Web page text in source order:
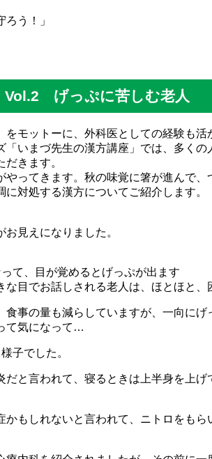
う！」
げっぷに苦しむ老人
モットーに、外科医としての経験も
「いまづ先生の漢方講座」では、多く
きます。
ってきます。秋の味覚に箸が進んで
対処する漢方についてご紹介します。
見えになりました。
て、目が覚めるとげっぷが出ます
目でお話しされる老人は、ほとほと、
事の量も減らしていますが、一向に
て気になって…
子でした。
と言われて、寝るときは上半身を上
もしれないと言われて、ニトロをも